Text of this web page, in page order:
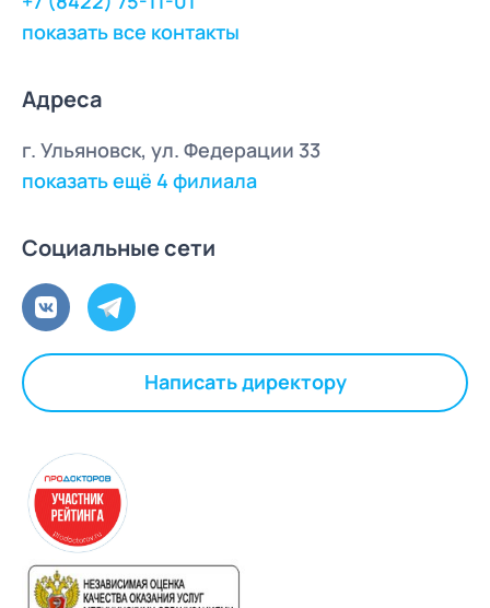
показать все контакты
Адреса
г. Ульяновск, ул. Федерации 33
показать ещё 4 филиала
Социальные сети
Написать директору